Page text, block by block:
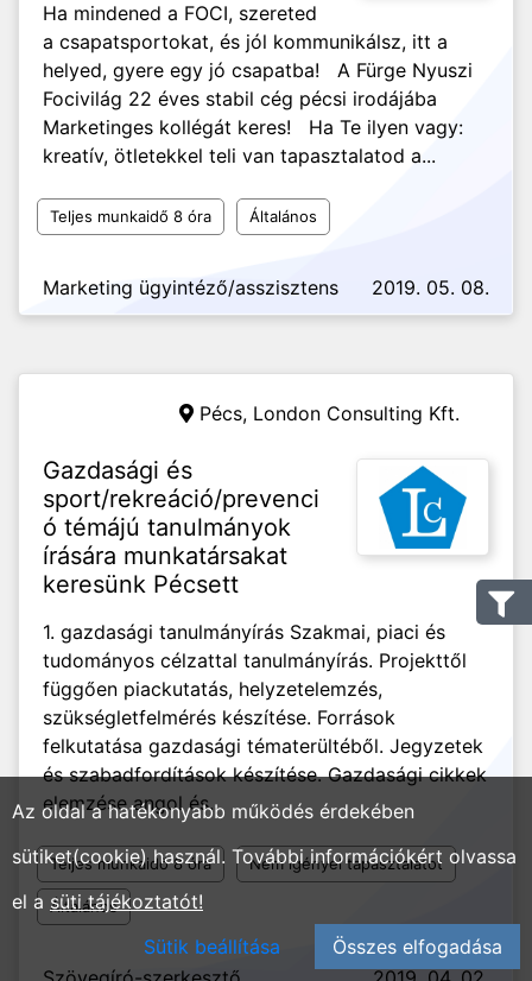
Ha mindened a FOCI, szereted
a csapatsportokat, és jól kommunikálsz, itt a
helyed, gyere egy jó csapatba! A Fürge Nyuszi
Focivilág 22 éves stabil cég pécsi irodájába
Marketinges kollégát keres! Ha Te ilyen vagy:
kreatív, ötletekkel teli van tapasztalatod a...
Teljes munkaidő 8 óra Általános
Marketing ügyintéző/asszisztens 2019. 05. 08.
Pécs, London Consulting Kft.
Gazdasági és
sport/rekreáció/prevenci
ó témájú tanulmányok
írására munkatársakat
keresünk Pécsett
1. gazdasági tanulmányírás Szakmai, piaci és
tudományos célzattal tanulmányírás. Projekttől
függően piackutatás, helyzetelemzés,
szükségletfelmérés készítése. Források
felkutatása gazdasági tématerültéből. Jegyzetek
és szabadfordítások készítése. Gazdasági cikkek
elemzése angol és...
Teljes munkaidő 8 óra Nem igényel tapasztalatot
Általános
Az oldal a hatékonyabb működés érdekében
sütiket(cookie) használ. További információkért olvassa
el a süti tájékoztatót!
Sütik beállítása
Összes elfogadása